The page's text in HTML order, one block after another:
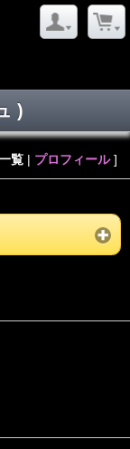
)
覧 | プロフィール]